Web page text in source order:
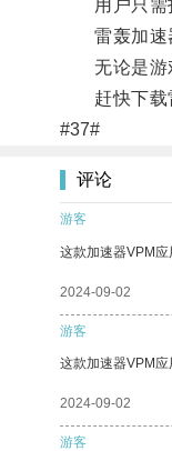
用户只需打
雷轰加速器
无论是游戏
赶快下载雷
#37#
评论
游客
这款加速器VPM应
2024-09-02
游客
这款加速器VPM应
2024-09-02
游客